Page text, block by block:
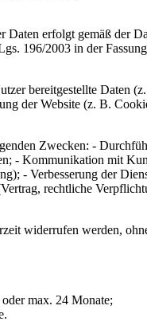
Daten erfolgt gemäß der
196/2003 in der
bereitgestellte Daten
der Website (z. B.
Zwecken: -
- Kommunikation mit
- Verbesserung der
rechtliche
widerrufen werden,
max. 24 Monate;